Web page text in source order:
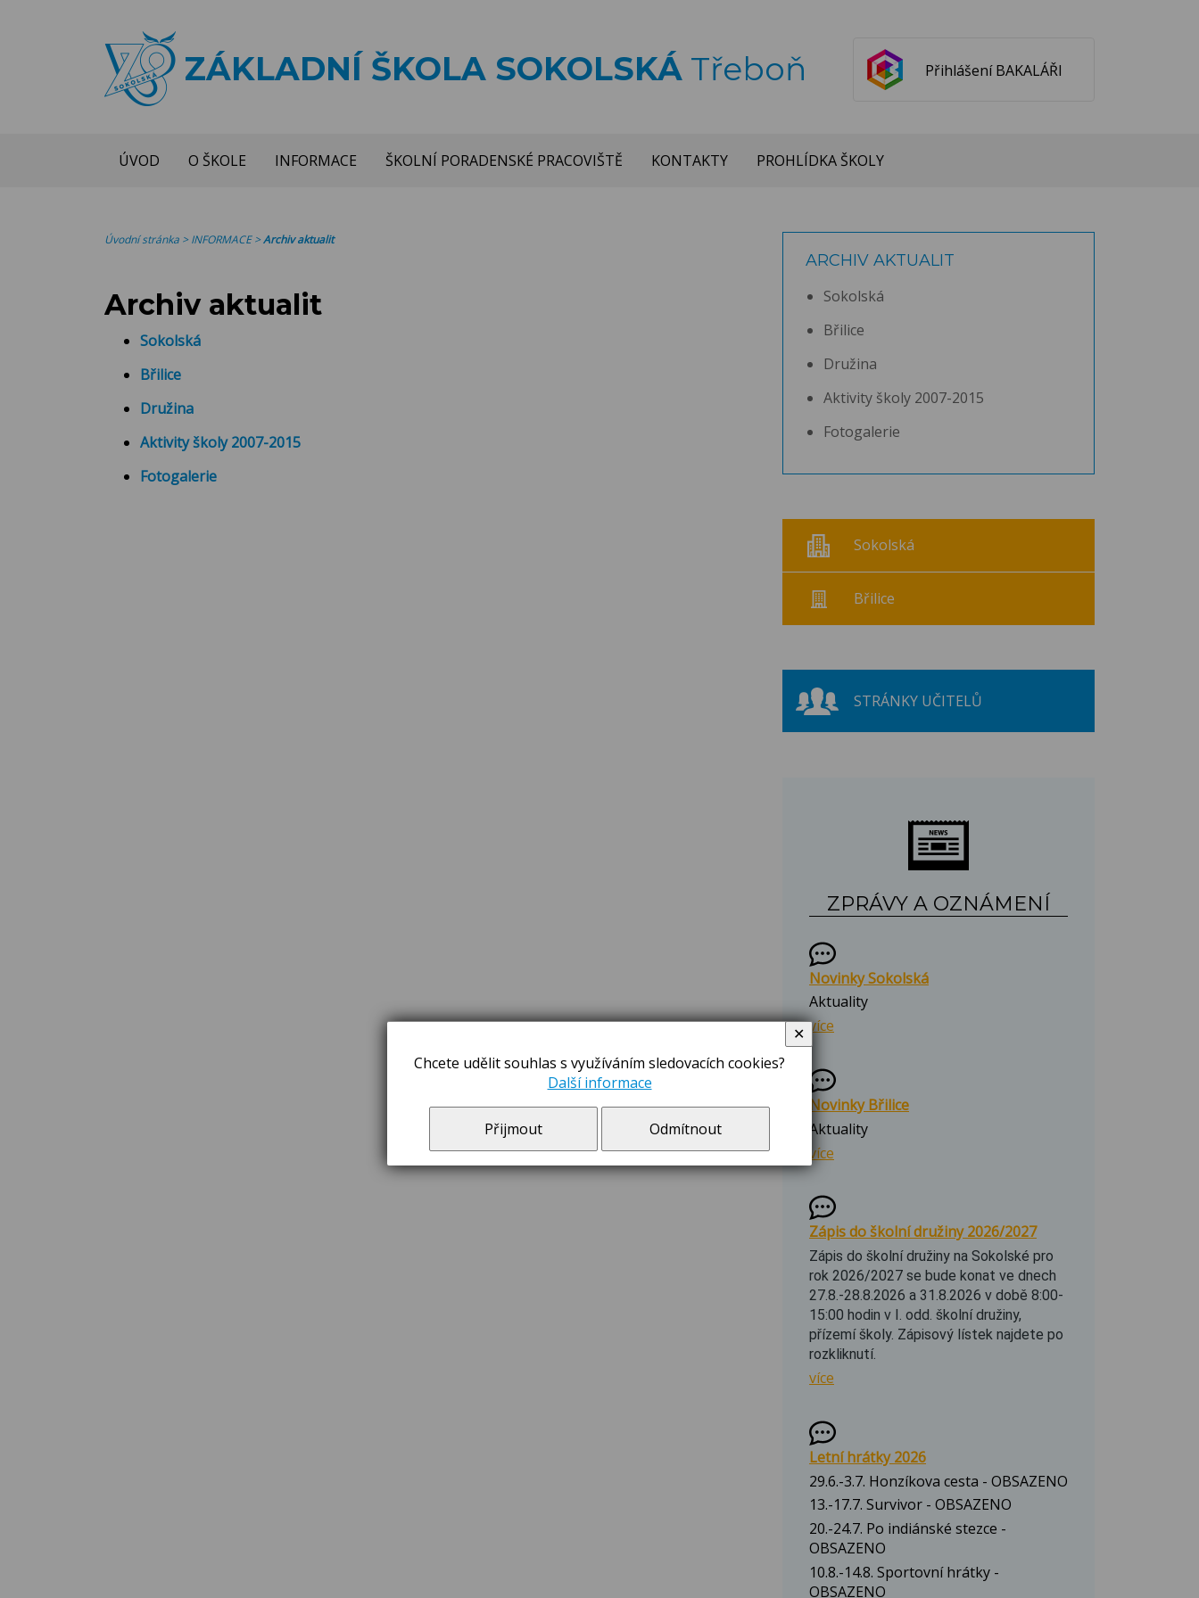
ZÁKLADNÍ ŠKOLA SOKOLSKÁ Třeboň Přihlášení BAKALÁŘI
ÚVOD O ŠKOLE INFORMACE ŠKOLNÍ PORADENSKÉ PRACOVIŠTĚ KONTAKTY PROHLÍDKA ŠKOLY
Úvodní stránka >INFORMACE>Archiv aktualit
Archiv aktualit
Sokolská
Břilice
Družina
Aktivity školy 2007-2015
Fotogalerie
ARCHIV AKTUALIT
Sokolská
Břilice
Družina
Aktivity školy 2007-2015
Fotogalerie
Sokolská
Břilice
STRÁNKY UČITELŮ
ZPRÁVY A OZNÁMENÍ
Novinky Sokolská
Aktuality
více
Novinky Břilice
Aktuality
více
Zápis do školní družiny 2026/2027
Zápis do školní družiny na Sokolské pro
rok 2026/2027 se bude konat ve dnech
27.8.-28.8.2026 a 31.8.2026 v době 8:00-
15:00 hodin v I. odd. školní družiny,
přízemí školy. Zápisový lístek najdete po
rozkliknutí.
více
Letní hrátky 2026
29.6.-3.7. Honzíkova cesta - OBSAZENO
13.-17.7. Survivor - OBSAZENO
20.-24.7. Po indiánské stezce -
OBSAZENO
10.8.-14.8. Sportovní hrátky -
OBSAZENO
Chcete udělit souhlas s využíváním sledovacích cookies?
Další informace
Přijmout Odmítnout
✕